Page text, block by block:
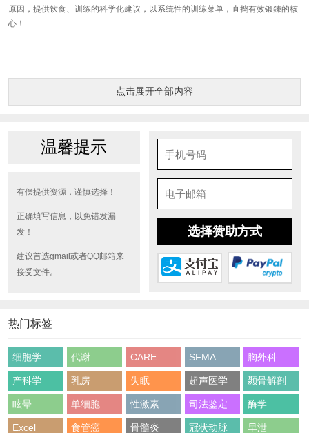
原因，提供饮食、训练的科学化建议，以系统性的训练菜单，直捣有效锻鍊的核
心！
点击展开全部内容
温馨提示
有偿提供资源，谨慎选择！
正确填写信息，以免错发漏
发！
建议首选gmail或者QQ邮箱来
接受文件。
选择赞助方式
热门标签
细胞学 代谢 CARE SFMA 胸外科
产科学 乳房 失眠 超声医学 颞骨解剖
眩晕 单细胞 性激素 司法鉴定 酶学
Excel 食管癌 骨髓炎 冠状动脉 早泄